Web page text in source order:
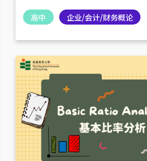
高中 企业/会计/财务概论